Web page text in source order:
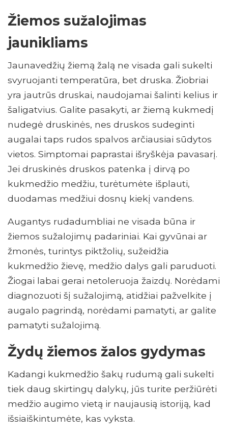
Žiemos sužalojimas
jaunikliams
Jaunavedžių žiemą žalą ne visada gali sukelti
svyruojanti temperatūra, bet druska. Žiobriai
yra jautrūs druskai, naudojamai šalinti kelius ir
šaligatvius. Galite pasakyti, ar žiemą kukmedį
nudegė druskinės, nes druskos sudeginti
augalai taps rudos spalvos arčiausiai sūdytos
vietos. Simptomai paprastai išryškėja pavasarį.
Jei druskinės druskos patenka į dirvą po
kukmedžio medžiu, turėtumėte išplauti,
duodamas medžiui dosnų kiekį vandens.
Augantys rudadumbliai ne visada būna ir
žiemos sužalojimų padariniai. Kai gyvūnai ar
žmonės, turintys piktžolių, sužeidžia
kukmedžio žievę, medžio dalys gali paruduoti.
Žiogai labai gerai netoleruoja žaizdų. Norėdami
diagnozuoti šį sužalojimą, atidžiai pažvelkite į
augalo pagrindą, norėdami pamatyti, ar galite
pamatyti sužalojimą.
Žydų žiemos žalos gydymas
Kadangi kukmedžio šakų rudumą gali sukelti
tiek daug skirtingų dalykų, jūs turite peržiūrėti
medžio augimo vietą ir naujausią istoriją, kad
išsiaiškintumėte, kas vyksta.